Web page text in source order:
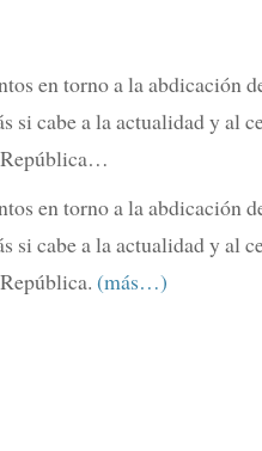
en torno a la abdicación
si cabe a la actualidad y al
República…
en torno a la abdicación
si cabe a la actualidad y al
(más…)